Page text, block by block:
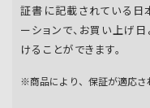
証書に記載されている日
ーションで、お買い上げ
けることができます。
※商品により、保証が適応さ